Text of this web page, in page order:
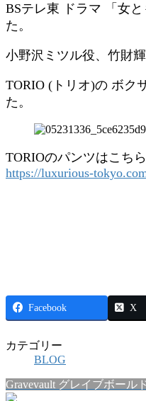
BSテレ東 ドラマ 「女
た。
小野沢ミツル役、竹財
TORIO (トリオ)の ボク
た。
TORIOのパンツはこち
https://luxurious-
Facebook X
カテゴリー
BLOG
Gravevault グレイブボール